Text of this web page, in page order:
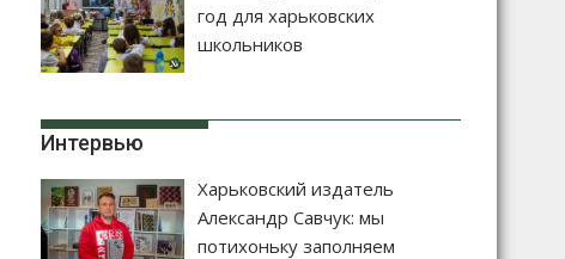
год для харьковских
школьников
Интервью
Харьковский издатель
Александр Савчук: мы
потихоньку заполняем